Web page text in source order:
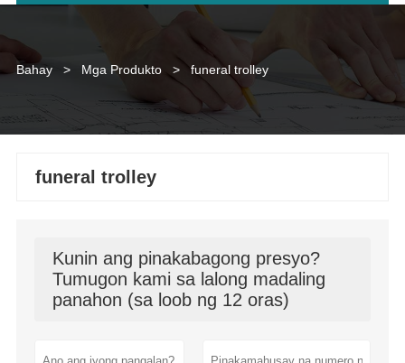
Bahay > Mga Produkto > funeral trolley
funeral trolley
Kunin ang pinakabagong presyo?
Tumugon kami sa lalong madaling
panahon (sa loob ng 12 oras)